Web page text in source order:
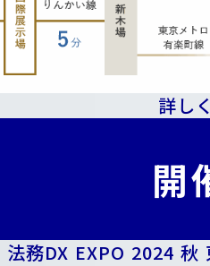
詳し
開
法務DX EXPO 2024 秋